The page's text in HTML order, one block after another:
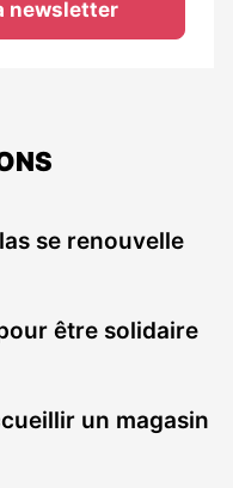
newsletter
se renouvelle
être solidaire
un magasin